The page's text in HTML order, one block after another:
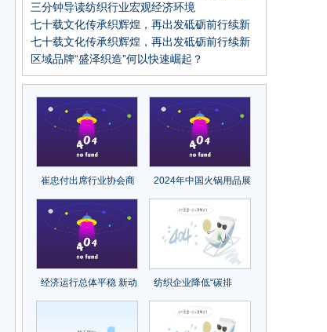
届全国大学生物流设计大赛签约启动仪式
三分钟导读纺织行业宏观经济环境
七十载文化传承织辉煌，再出发砥砺前行续新
章！中国纺织出版社成立70周年纪念大会召开
七十载文化传承织辉煌，再出发砥砺前行续新
章！中国纺织出版社成立70周年纪念大会召开
区域品牌“盛泽织造”何以快速崛起？
崔忠付出席行业协会商
会经济发展指数工作经
验分享会
2024年中国火锅用品展
会/南京火锅食材展览会
经济运行总体平稳 新动
能较快回升 ——2023年
纺织企业降低“碳排
放”，尤尼吉可、帝人、
东洋纺等这些日本企业
的经验可以借鉴